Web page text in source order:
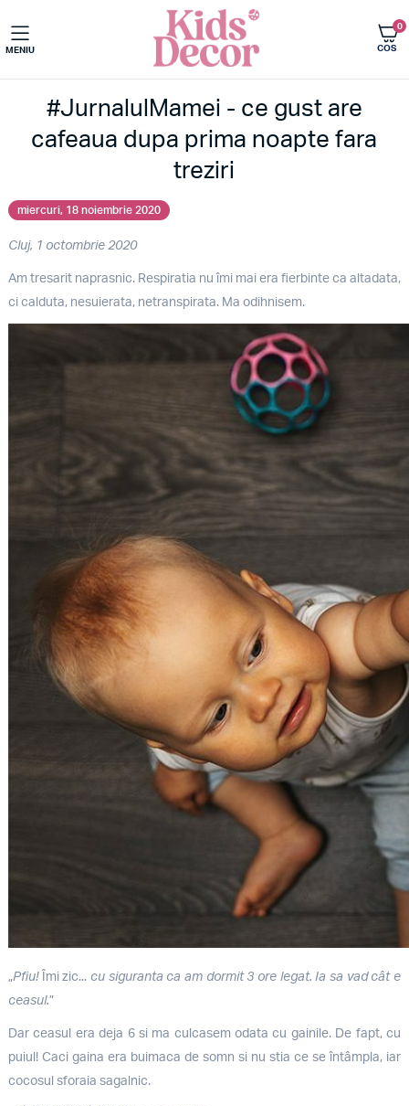
MENIU COS
0
#JurnalulMamei - ce gust are
cafeaua dupa prima noapte fara
treziri
miercuri, 18 noiembrie 2020
Cluj, 1 octombrie 2020
Am tresarit naprasnic. Respiratia nu îmi mai era fierbinte ca altadata,
ci calduta, nesuierata, netranspirata. Ma odihnisem.
„Pfiu!Îmi zic... cu siguranta ca am dormit 3 ore legat. Ia sa vad cât e
ceasul.”
Dar ceasul era deja 6 si ma culcasem odata cu gainile. De fapt, cu
puiul! Caci gaina era buimaca de somn si nu stia ce se întâmpla, iar
cocosul sforaia sagalnic.